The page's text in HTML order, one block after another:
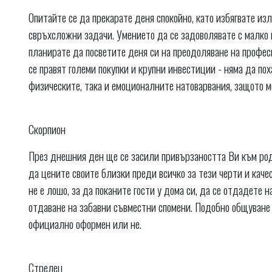
Опитайте се да прекарате деня спокойно, като избягвате
свръхсложни задачи. Умението да се задоволявате с
планирате да посветите деня си на преодоляване на
се правят големи покупки и крупни инвестиции - няма да
физическите, така и емоционалните натоварвания, защото
Скорпион
През днешния ден ще се засили привързаността Ви към
да цените своите близки преди всичко за тези черти и
не е лошо, за да поканите гости у дома си, да се
отдаване на забавни съвместни спомени. Подобно
официално оформен или не.
Стрелец